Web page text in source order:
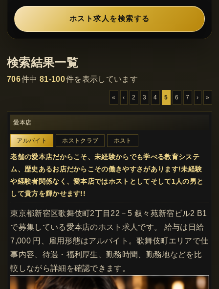
検索結果一覧
706件中81-100件を表示しています
« ‹ 2 3 4 5 6 7 › »
愛本店
アルバイト ホストクラブ ホスト
老舗の愛本店だからこそ、未経験からでも学べる教育システ
ム、歴史あるお店だからこその働きやすさがあります!未経験
や経験者関係なく、愛本店ではホストとしてそして1人の男と
して貴方を輝かせます!!
東京都新宿区歌舞伎町2丁目22－5 叙々苑新宿ビル2 B1
で募集している愛本店のホスト求人です。 給与は日給
7,000 円、雇用形態はアルバイト。歌舞伎町エリアで仕
事内容、待遇・福利厚生、勤務時間、勤務地などを比
較しながら詳細を確認できます。